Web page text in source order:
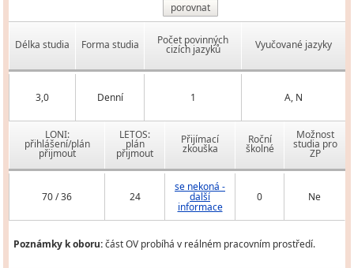
porovnat
Délka studia Forma studia Počet povinných
cizích jazyků Vyučované jazyky
3,0 Denní 1 A, N
LONI:
přihlášení/plán
přijmout
LETOS:
plán
přijmout
Přijímací
zkouška
Roční
školné
Možnost
studia pro
ZP
70 / 36 24
se nekoná -
další
informace
0 Ne
Poznámky k oboru:část OV probíhá v reálném pracovním prostředí.